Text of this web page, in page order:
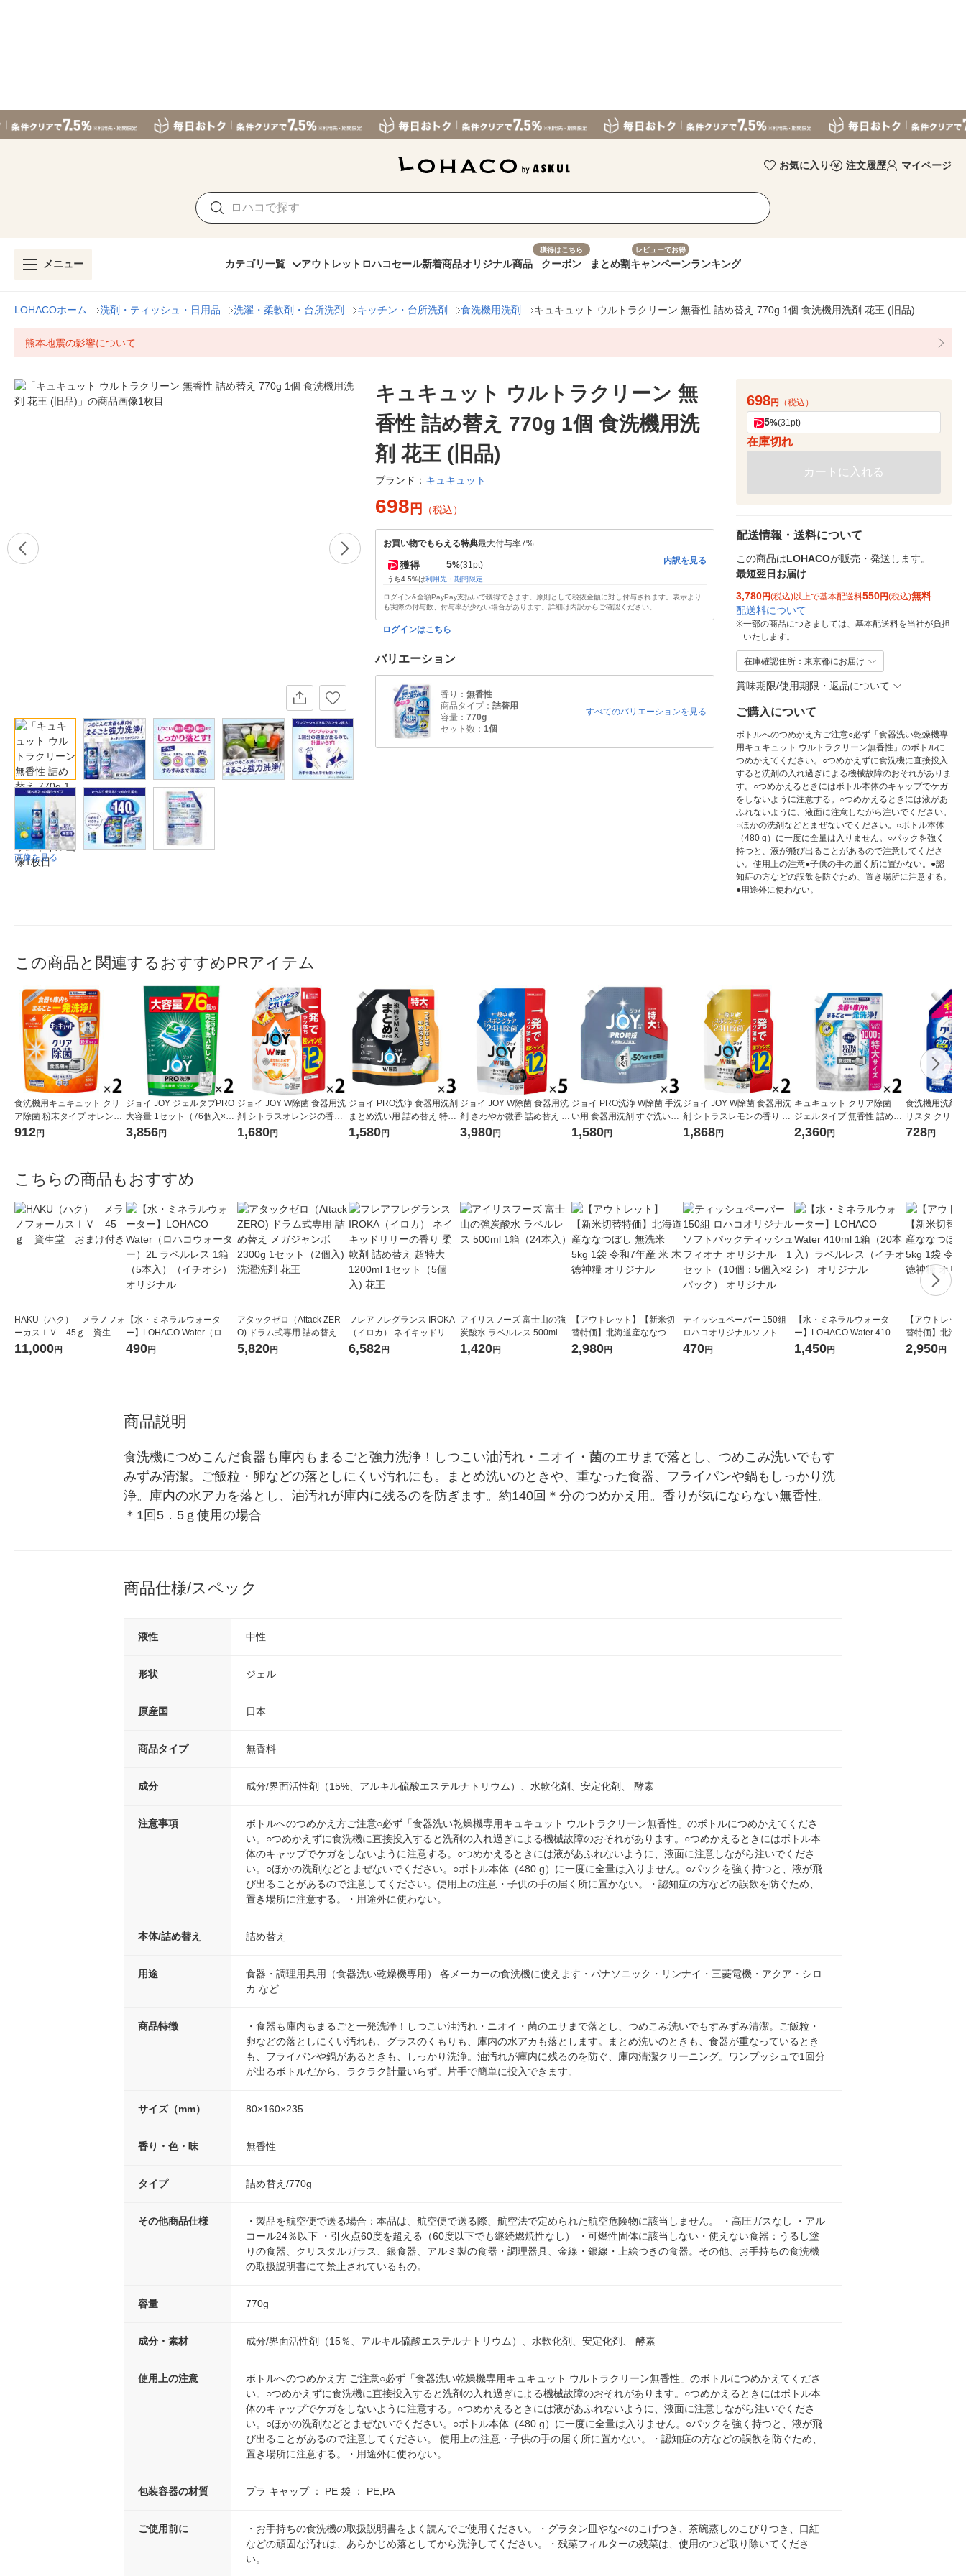
お気に入り 注文履歴 マイページ
メニュー カテゴリ一覧 アウトレット ロハコセール新着商品オリジナル商品
獲得はこちら
クーポン まとめ割
レビューでお得
キャンペーンランキング
LOHACOホーム 洗剤・ティッシュ・日用品 洗濯・柔軟剤・台所洗剤 キッチン・台所洗剤 食洗機用洗剤 キュキュット ウルトラクリーン 無香性 詰め替え 770g 1個 食洗機用洗剤 花王 (旧品)
熊本地震の影響について
画像を見る
キュキュット ウルトラクリーン 無
香性 詰め替え 770g 1個 食洗機用洗
剤 花王 (旧品)
ブランド： キュキュット
698 円 （税込）
お買い物でもらえる特典最大付与率7%
獲得 5%(31pt)
うち4.5%は利用先・期間限定
内訳を見る
ログイン&全額PayPay支払いで獲得できます。原則として税抜金額に対し付与されます。表示より
も実際の付与数、付与率が少ない場合があります。詳細は内訳からご確認ください。
ログインはこちら
バリエーション
香り： 無香性
商品タイプ： 詰替用
容量： 770g
セット数： 1個
すべてのバリエーションを見る
698円 （税込）
5%(31pt)
在庫切れ
カートに入れる
配送情報・送料について
この商品はLOHACOが販売・発送します。
最短翌日お届け
3,780円(税込)以上で基本配送料550円(税込)無料
配送料について
※一部の商品につきましては、基本配送料を当社が負担
いたします。
在庫確認住所：東京都にお届け
賞味期限/使用期限・返品について
ご購入について
ボトルへのつめかえ方ご注意○必ず「食器洗い乾燥機専
用キュキュット ウルトラクリーン無香性」のボトルに
つめかえてください。○つめかえずに食洗機に直接投入
すると洗剤の入れ過ぎによる機械故障のおそれがありま
す。○つめかえるときにはボトル本体のキャップでケガ
をしないように注意する。○つめかえるときには液があ
ふれないように、液面に注意しながら注いでください。
○ほかの洗剤などとまぜないでください。○ボトル本体
（480 g）に一度に全量は入りません。○パックを強く
持つと、液が飛び出ることがあるので注意してくださ
い。使用上の注意●子供の手の届く所に置かない。●認
知症の方などの誤飲を防ぐため、置き場所に注意する。
●用途外に使わない。
この商品と関連するおすすめPRアイテム
食洗機用キュキュット クリ
ア除菌 粉末タイプ オレンジ
詰め替え 500g 1セット（2
912円
ジョイ JOY ジェルタブPRO
大容量 1セット（76個入×2
袋） 食洗機用洗剤 P＆G
3,856円
ジョイ JOY W除菌 食器用洗
剤 シトラスオレンジの香り
詰め替え 超ジャンボ 1550m
1,680円
ジョイ PRO洗浄 食器用洗剤
まとめ洗い用 詰め替え 特大
650mL 1セット（1個×3） P
1,580円
ジョイ JOY W除菌 食器用洗
剤 さわやか微香 詰め替え 超
ジャンボ 1550mL 1セット
3,980円
ジョイ PRO洗浄 W除菌 手洗
い用 食器用洗剤 すぐ洗い用
詰め替え 特大 650mL 1セッ
1,580円
ジョイ JOY W除菌 食器用洗
剤 シトラスレモンの香り 詰
め替え 超ジャンボ 1550mL
1,868円
キュキュット クリア除菌
ジェルタイプ 無香性 詰め替
え 特大 1000g 1セット（2個
2,360円
食洗機用洗剤
リスタ クリア
ートオレンジ
728円
こちらの商品もおすすめ
HAKU（ハク） メラノフォ
ーカスＩＶ 45ｇ 資生
堂 おまけ付き
11,000円
【水・ミネラルウォータ
ー】LOHACO Water（ロハ
コウォーター）2L ラベルレ
490円
アタックゼロ（Attack ZER
O) ドラム式専用 詰め替え メ
ガジャンボ 2300g 1セット
5,820円
フレアフレグランス IROKA
（イロカ） ネイキッドリリ
ーの香り 柔軟剤 詰め替え 超
6,582円
アイリスフーズ 富士山の強
炭酸水 ラベルレス 500ml 1
箱（24本入）
1,420円
【アウトレット】【新米切
替特価】北海道産ななつぼ
し 無洗米 5kg 1袋 令和7年産
2,980円
ティッシュペーパー 150組
ロハコオリジナルソフトパ
ックティッシュ フィオナ オ
470円
【水・ミネラルウォータ
ー】LOHACO Water 410ml
1箱（20本入）ラベルレス
1,450円
【アウトレッ
替特価】北海
し 精白米 5kg
2,950円
商品説明
食洗機につめこんだ食器も庫内もまるごと強力洗浄！しつこい油汚れ・ニオイ・菌のエサまで落とし、つめこみ洗いでもす
みずみ清潔。ご飯粒・卵などの落としにくい汚れにも。まとめ洗いのときや、重なった食器、フライパンや鍋もしっかり洗
浄。庫内の水アカを落とし、油汚れが庫内に残るのを防ぎます。約140回＊分のつめかえ用。香りが気にならない無香性。
＊1回5．5ｇ使用の場合
商品仕様/スペック
液性 中性
形状 ジェル
原産国 日本
商品タイプ 無香料
成分 成分/界面活性剤（15%、アルキル硫酸エステルナトリウム）、水軟化剤、安定化剤、 酵素
注意事項
ボトルへのつめかえ方ご注意○必ず「食器洗い乾燥機専用キュキュット ウルトラクリーン無香性」のボトルにつめかえてくださ
い。○つめかえずに食洗機に直接投入すると洗剤の入れ過ぎによる機械故障のおそれがあります。○つめかえるときにはボトル本
体のキャップでケガをしないように注意する。○つめかえるときには液があふれないように、液面に注意しながら注いでくださ
い。○ほかの洗剤などとまぜないでください。○ボトル本体（480 g）に一度に全量は入りません。○パックを強く持つと、液が飛
び出ることがあるので注意してください。使用上の注意・子供の手の届く所に置かない。・認知症の方などの誤飲を防ぐため、
置き場所に注意する。・用途外に使わない。
本体/詰め替え 詰め替え
用途
食器・調理用具用（食器洗い乾燥機専用） 各メーカーの食洗機に使えます・パナソニック・リンナイ・三菱電機・アクア・シロ
カ など
商品特徴
・食器も庫内もまるごと一発洗浄！しつこい油汚れ・ニオイ・菌のエサまで落とし、つめこみ洗いでもすみずみ清潔。ご飯粒・
卵などの落としにくい汚れも、グラスのくもりも、庫内の水アカも落とします。まとめ洗いのときも、食器が重なっているとき
も、フライパンや鍋があるときも、しっかり洗浄。油汚れが庫内に残るのを防ぐ、庫内清潔クリーニング。ワンプッシュで1回分
が出るボトルだから、ラクラク計量いらず。片手で簡単に投入できます。
サイズ（mm） 80×160×235
香り・色・味 無香性
タイプ 詰め替え/770g
その他商品仕様
・製品を航空便で送る場合：本品は、航空便で送る際、航空法で定められた航空危険物に該当しません。 ・高圧ガスなし ・アル
コール24％以下 ・引火点60度を超える（60度以下でも継続燃焼性なし） ・可燃性固体に該当しない・使えない食器：うるし塗
りの食器、クリスタルガラス、銀食器、アルミ製の食器・調理器具、金線・銀線・上絵つきの食器。その他、お手持ちの食洗機
の取扱説明書にて禁止されているもの。
容量 770g
成分・素材 成分/界面活性剤（15％、アルキル硫酸エステルナトリウム）、水軟化剤、安定化剤、 酵素
使用上の注意
ボトルへのつめかえ方 ご注意○必ず「食器洗い乾燥機専用キュキュット ウルトラクリーン無香性」のボトルにつめかえてくださ
い。○つめかえずに食洗機に直接投入すると洗剤の入れ過ぎによる機械故障のおそれがあります。○つめかえるときにはボトル本
体のキャップでケガをしないように注意する。○つめかえるときには液があふれないように、液面に注意しながら注いでくださ
い。○ほかの洗剤などとまぜないでください。○ボトル本体（480 g）に一度に全量は入りません。○パックを強く持つと、液が飛
び出ることがあるので注意してください。 使用上の注意・子供の手の届く所に置かない。・認知症の方などの誤飲を防ぐため、
置き場所に注意する。・用途外に使わない。
包装容器の材質 プラ キャップ ： PE 袋 ： PE,PA
ご使用前に
・お手持ちの食洗機の取扱説明書をよく読んでご使用ください。・グラタン皿やなべのこげつき、茶碗蒸しのこびりつき、口紅
などの頑固な汚れは、あらかじめ落としてから洗浄してください。・残菜フィルターの残菜は、使用のつど取り除いてくださ
い。